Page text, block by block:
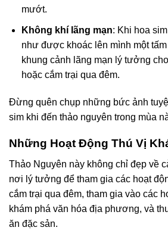
mướt.
Không khí lãng mạn: Khi hoa
như được khoác lên mình một
khung cảnh lãng mạn lý tưởng
hoặc cắm trại qua đêm.
Đừng quên chụp những bức ảnh
sim khi đến thảo nguyên trong mùa
Những Hoạt Động Thú Vị
Thảo Nguyên này không chỉ đẹp về
nơi lý tưởng để tham gia các hoạt
cắm trại qua đêm, tham gia vào các
khám phá văn hóa địa phương, và
ăn đặc sản.